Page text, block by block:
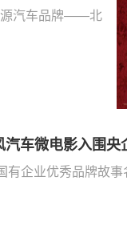
源汽车品牌——北
车微电影入围央
有企业优秀品牌故